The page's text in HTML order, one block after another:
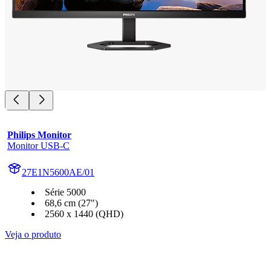
Philips Monitor
Monitor USB-C
27E1N5600AE/01
Série 5000
68,6 cm (27")
2560 x 1440 (QHD)
Veja o produto